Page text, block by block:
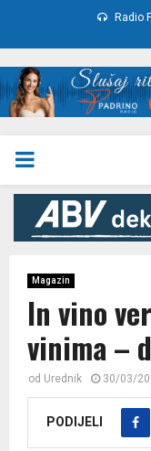
Radio
PRIMARY
MENU
Magazin
In vino
vinima –
od Urednik 30/03/
PODIJELI